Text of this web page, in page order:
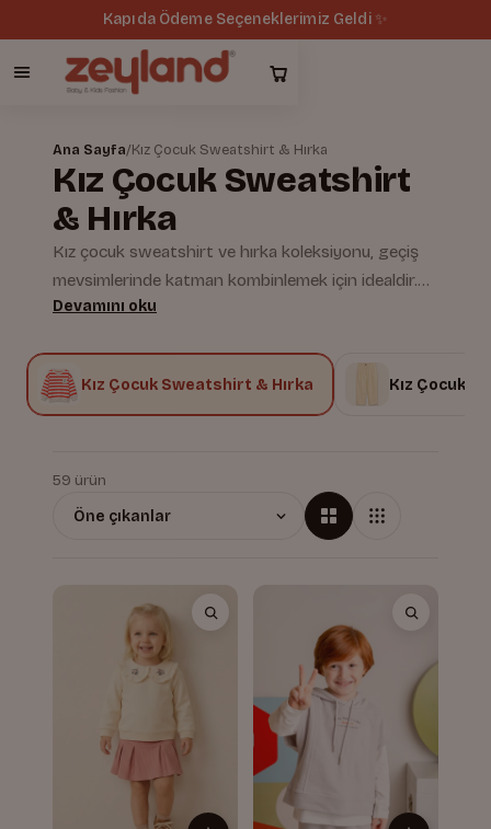
Kapıda Ödeme Seçeneklerimiz Geldi ✨
Ana Sayfa/Kız Çocuk Sweatshirt & Hırka
Kız Çocuk Sweatshirt
& Hırka
Kız çocuk sweatshirt ve hırka koleksiyonu, geçiş
mevsimlerinde katman kombinlemek için idealdir.
Yumuşak iç yüzeyli %100 pamuklu kumaşlar,
Zeyland'ın yerli üretim kalitesiyle hazırlanan
modeller, hem okulda hem evde rahat bir kullanım
sunar.
Devamını oku
Kız Çocuk Sweatshirt & Hırka Kız Çocuk
59 ürün